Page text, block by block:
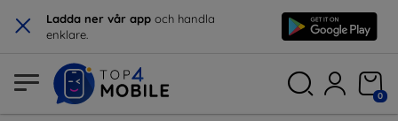
× Ladda ner vår app och handla
enklare.
0